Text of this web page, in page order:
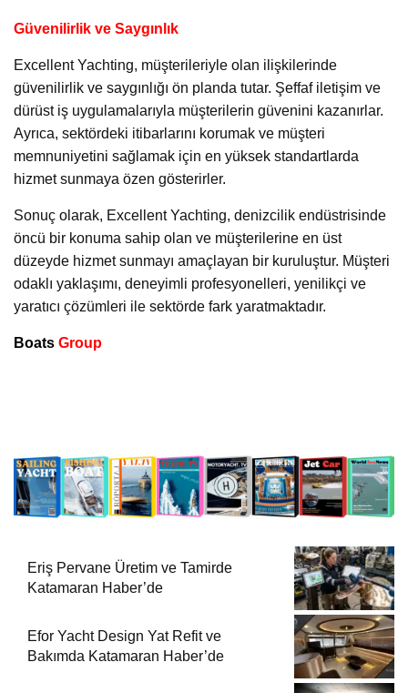
Güvenilirlik ve Saygınlık
Excellent Yachting, müşterileriyle olan ilişkilerinde
güvenilirlik ve saygınlığı ön planda tutar. Şeffaf iletişim ve
dürüst iş uygulamalarıyla müşterilerin güvenini kazanırlar.
Ayrıca, sektördeki itibarlarını korumak ve müşteri
memnuniyetini sağlamak için en yüksek standartlarda
hizmet sunmaya özen gösterirler.
Sonuç olarak, Excellent Yachting, denizcilik endüstrisinde
öncü bir konuma sahip olan ve müşterilerine en üst
düzeyde hizmet sunmayı amaçlayan bir kuruluştur. Müşteri
odaklı yaklaşımı, deneyimli profesyonelleri, yenilikçi ve
yaratıcı çözümleri ile sektörde fark yaratmaktadır.
Boats Group
Eriş Pervane Üretim ve Tamirde
Katamaran Haber’de
Efor Yacht Design Yat Refit ve
Bakımda Katamaran Haber’de